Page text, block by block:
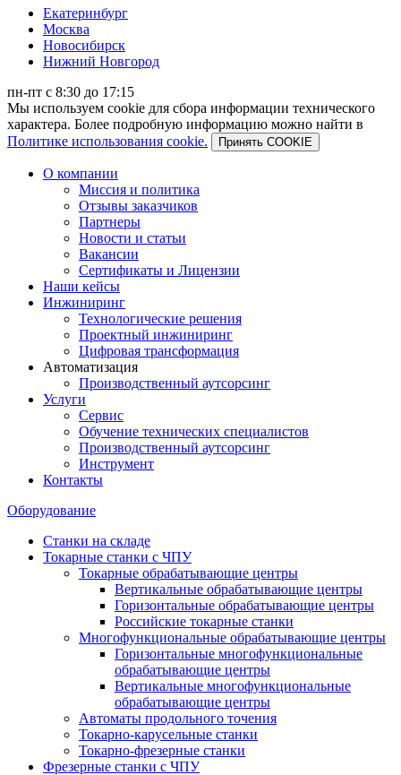
Екатеринбург
Москва
Новосибирск
Нижний Новгород
пн-пт с 8:30 до 17:15
Мы используем cookie для сбора информации технического
характера. Более подробную информацию можно найти в
Политике использования cookie.
Принять COOKIE
О компании
Миссия и политика
Отзывы заказчиков
Партнеры
Новости и статьи
Вакансии
Сертификаты и Лицензии
Наши кейсы
Инжиниринг
Технологические решения
Проектный инжиниринг
Цифровая трансформация
Автоматизация
Производственный аутсорсинг
Услуги
Сервис
Обучение технических специалистов
Производственный аутсорсинг
Инструмент
Контакты
Оборудование
Станки на складе
Токарные станки с ЧПУ
Токарные обрабатывающие центры
Вертикальные обрабатывающие центры
Горизонтальные обрабатывающие центры
Российские токарные станки
Многофункциональные обрабатывающие центры
Горизонтальные многофункциональные
обрабатывающие центры
Вертикальные многофункциональные
обрабатывающие центры
Автоматы продольного точения
Токарно-карусельные станки
Токарно-фрезерные станки
Фрезерные станки с ЧПУ